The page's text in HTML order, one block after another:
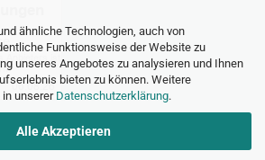
ähnliche Technologien, auch von
Funktionsweise der Website zu
unseres Angebotes zu analysieren und Ihnen
bieten zu können. Weitere
in unserer Datenschutzerklärung.
Alle Akzeptieren